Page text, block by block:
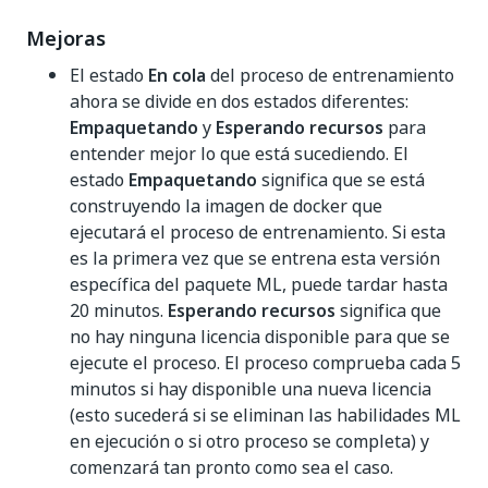
Mejoras
El estado En cola del proceso de entrenamiento
ahora se divide en dos estados diferentes:
Empaquetando y Esperando recursos para
entender mejor lo que está sucediendo. El
estado Empaquetando significa que se está
construyendo la imagen de docker que
ejecutará el proceso de entrenamiento. Si esta
es la primera vez que se entrena esta versión
específica del paquete ML, puede tardar hasta
20 minutos. Esperando recursos significa que
no hay ninguna licencia disponible para que se
ejecute el proceso. El proceso comprueba cada 5
minutos si hay disponible una nueva licencia
(esto sucederá si se eliminan las habilidades ML
en ejecución o si otro proceso se completa) y
comenzará tan pronto como sea el caso.